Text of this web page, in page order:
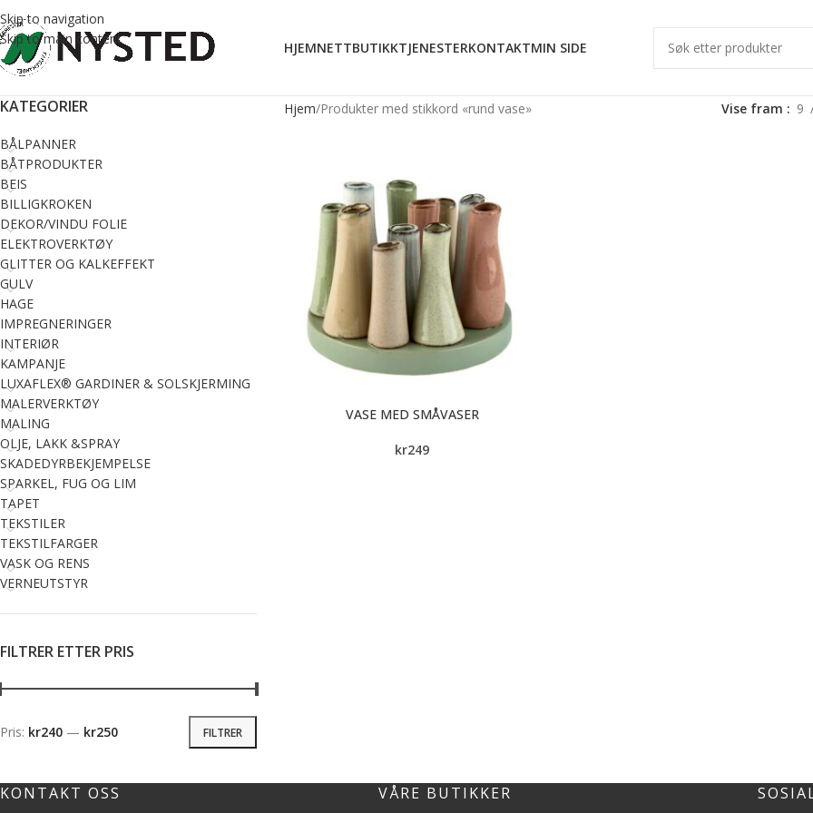
Skip to navigation
Skip to main content
HJEMNETTBUTIKKTJENESTERKONTAKTMIN SIDE
KATEGORIER
BÅLPANNER
BÅTPRODUKTER
BEIS
BILLIGKROKEN
DEKOR/VINDU FOLIE
ELEKTROVERKTØY
GLITTER OG KALKEFFEKT
GULV
HAGE
IMPREGNERINGER
INTERIØR
KAMPANJE
LUXAFLEX® GARDINER & SOLSKJERMING
MALERVERKTØY
MALING
OLJE, LAKK &SPRAY
SKADEDYRBEKJEMPELSE
SPARKEL, FUG OG LIM
TAPET
TEKSTILER
TEKSTILFARGER
VASK OG RENS
VERNEUTSTYR
FILTRER ETTER PRIS
FILTRER
Pris: kr240 — kr250
Hjem Produkter med stikkord «rund vase» Vise fram 9
VASE MED SMÅVASER
kr249
KONTAKT OSS VÅRE BUTIKKER